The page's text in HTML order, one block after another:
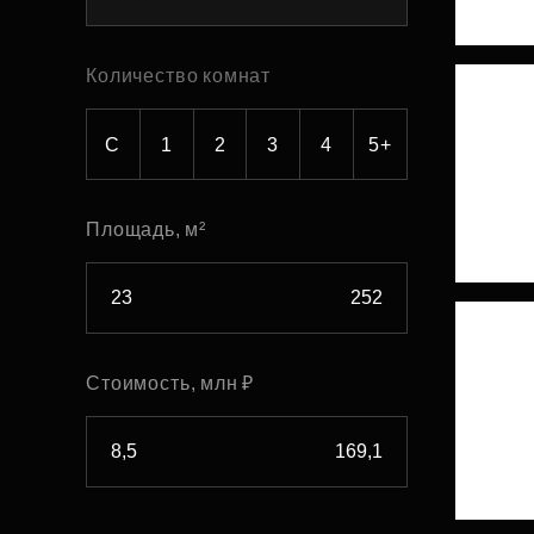
Рефинансирование
Количество комнат
С 1 2 3 4 5+
Площадь, м²
Стоимость, млн ₽